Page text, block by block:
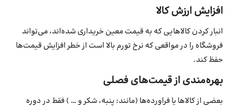
افزایش ارزش کالا
انبار کردن کالاهایی که به قیمت معین خریداری شده‌اند، می‌تواند
فروشگاه را در مواقعی که نرخ تورم بالا است از خطر افزایش قیمت‌ها
حفظ کند.
بهره‌مندی از قیمت‌های فصلی
بعضی از کالاها یا فراورده‌ها (مانند: پنبه، شکر و … ) فقط در دوره